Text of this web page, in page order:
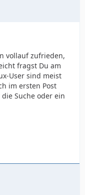
vollauf zufrieden,
fragst Du am
User sind meist
im ersten Post
Suche oder ein